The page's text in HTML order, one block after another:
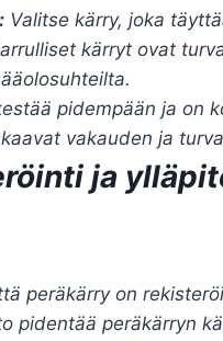
Valitse kärry, joka
kärryt ovat
pidempään ja on
vakauden ja
ja
peräkärry on
pidentää peräkärryn